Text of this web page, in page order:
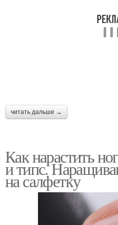
читать дальше →
Как нарастить
и типс.
на салфетку